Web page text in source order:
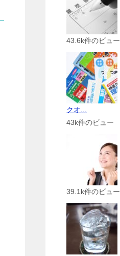
43.6k件のビュー
クオ...
43k件のビュー
39.1k件のビュー